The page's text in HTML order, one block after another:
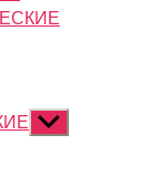
Показывать
подменю